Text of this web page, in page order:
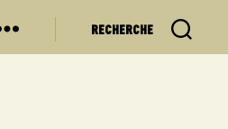
RECHERCHE